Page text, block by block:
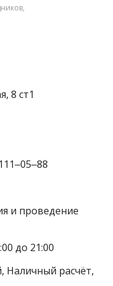
,
8 ст1
и проведение
до 21:00
Наличный расчёт,